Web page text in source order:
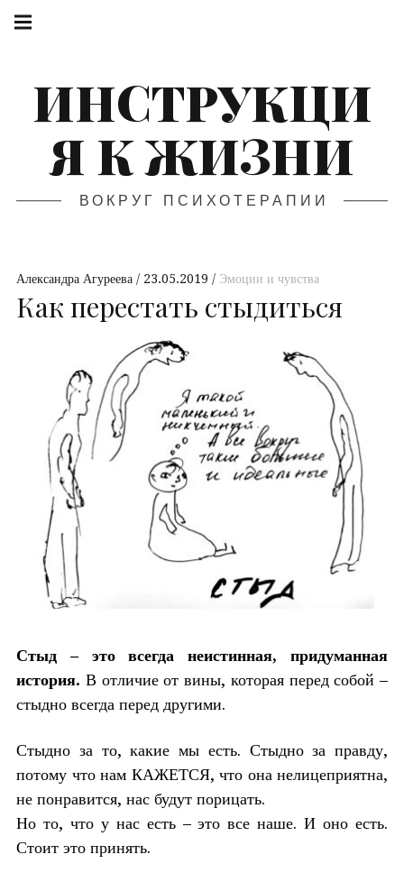
ИНСТРУКЦИ
Я К ЖИЗНИ
ВОКРУГ ПСИХОТЕРАПИИ
Александра Агуреева 23.05.2019 Эмоции и чувства
Как перестать стыдиться
Стыд – это всегда неистинная, придуманная
история. В отличие от вины, которая перед собой –
стыдно всегда перед другими.
Стыдно за то, какие мы есть. Стыдно за правду,
потому что нам КАЖЕТСЯ, что она нелицеприятна,
не понравится, нас будут порицать.
Но то, что у нас есть – это все наше. И оно есть.
Стоит это принять.